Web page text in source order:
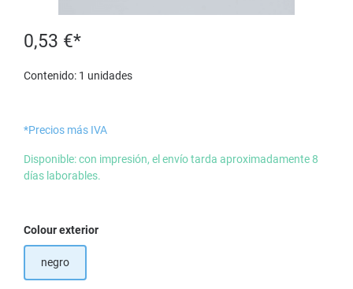
0,53 €*
Contenido: 1 unidades
*Precios más IVA
Disponible: con impresión, el envío tarda aproximadamente 8
días laborables.
Seleccione
Colour exterior
negro